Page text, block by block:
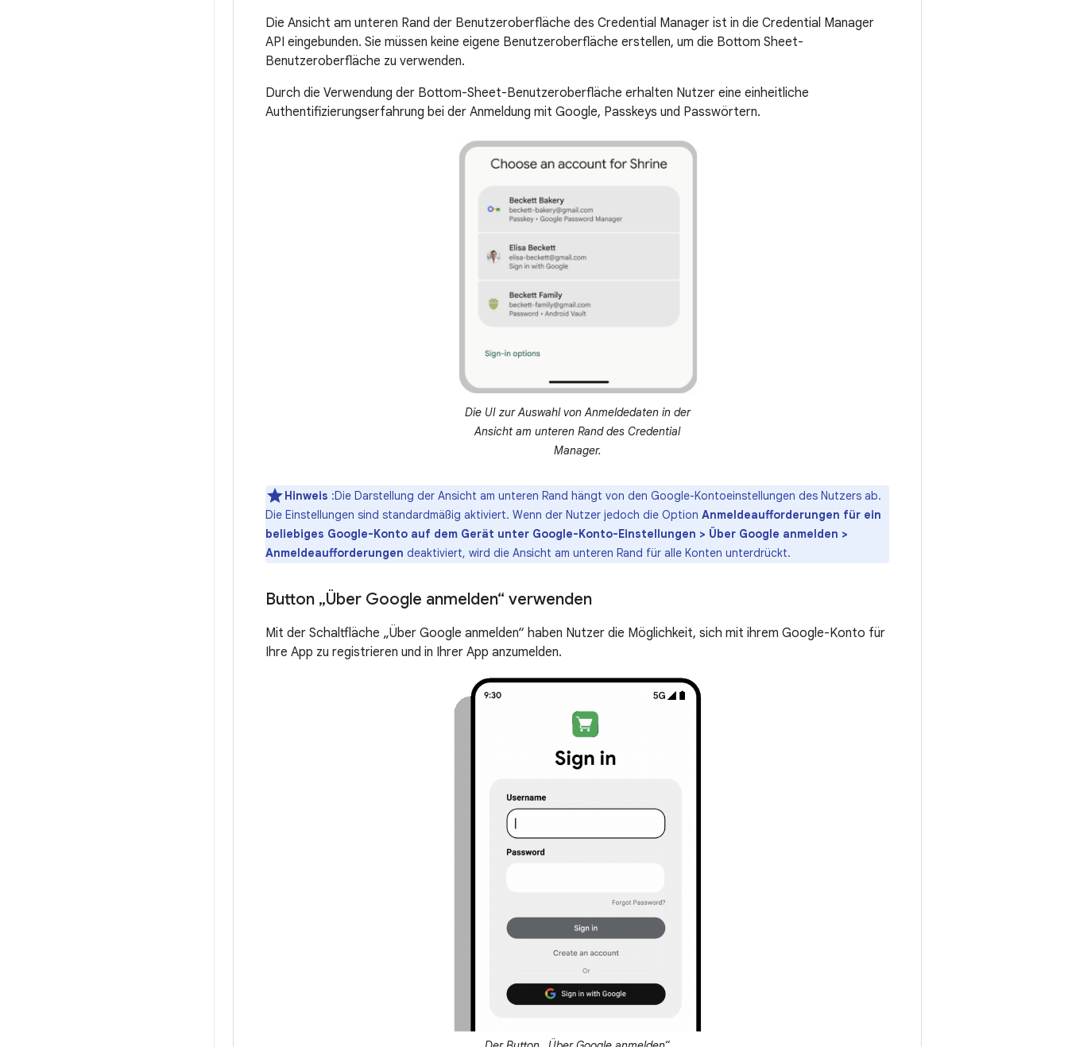
Die Ansicht am unteren Rand der Benutzeroberfläche des Credential Manager ist in die Credential Manager
API eingebunden. Sie müssen keine eigene Benutzeroberfläche erstellen, um die Bottom Sheet-
Benutzeroberfläche zu verwenden.
Durch die Verwendung der Bottom-Sheet-Benutzeroberfläche erhalten Nutzer eine einheitliche
Authentifizierungserfahrung bei der Anmeldung mit Google, Passkeys und Passwörtern.
Die UI zur Auswahl von Anmeldedaten in der
Ansicht am unteren Rand des Credential
Manager.
Hinweis :Die Darstellung der Ansicht am unteren Rand hängt von den Google-Kontoeinstellungen des Nutzers ab.
Die Einstellungen sind standardmäßig aktiviert. Wenn der Nutzer jedoch die Option Anmeldeaufforderungen für ein
beliebiges Google-Konto auf dem Gerät unter Google-Konto-Einstellungen > Über Google anmelden >
Anmeldeaufforderungen deaktiviert, wird die Ansicht am unteren Rand für alle Konten unterdrückt.
Button „Über Google anmelden“ verwenden
Mit der Schaltfläche „Über Google anmelden“ haben Nutzer die Möglichkeit, sich mit ihrem Google-Konto für
Ihre App zu registrieren und in Ihrer App anzumelden.